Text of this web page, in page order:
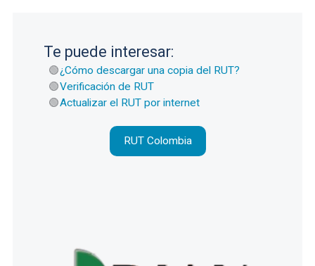
Te puede interesar:
¿Cómo descargar una copia del RUT?
Verificación de RUT
Actualizar el RUT por internet
RUT Colombia